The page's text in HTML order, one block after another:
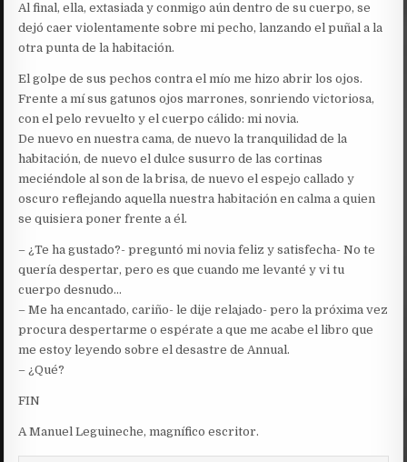
Al final, ella, extasiada y conmigo aún dentro de su cuerpo, se
dejó caer violentamente sobre mi pecho, lanzando el puñal a la
otra punta de la habitación.
El golpe de sus pechos contra el mío me hizo abrir los ojos.
Frente a mí sus gatunos ojos marrones, sonriendo victoriosa,
con el pelo revuelto y el cuerpo cálido: mi novia.
De nuevo en nuestra cama, de nuevo la tranquilidad de la
habitación, de nuevo el dulce susurro de las cortinas
meciéndole al son de la brisa, de nuevo el espejo callado y
oscuro reflejando aquella nuestra habitación en calma a quien
se quisiera poner frente a él.
– ¿Te ha gustado?- preguntó mi novia feliz y satisfecha- No te
quería despertar, pero es que cuando me levanté y vi tu
cuerpo desnudo…
– Me ha encantado, cariño- le dije relajado- pero la próxima vez
procura despertarme o espérate a que me acabe el libro que
me estoy leyendo sobre el desastre de Annual.
– ¿Qué?
FIN
A Manuel Leguineche, magnífico escritor.